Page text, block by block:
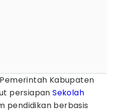
Pemerintah Kabupaten
persiapanSekolah
pendidikan berbasis